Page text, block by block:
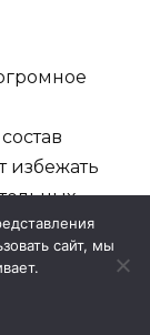
избежать
лучше
сайт, мы